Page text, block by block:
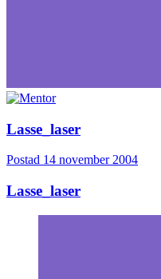
Lasse_laser
Postad 14 november 2004
Lasse_laser